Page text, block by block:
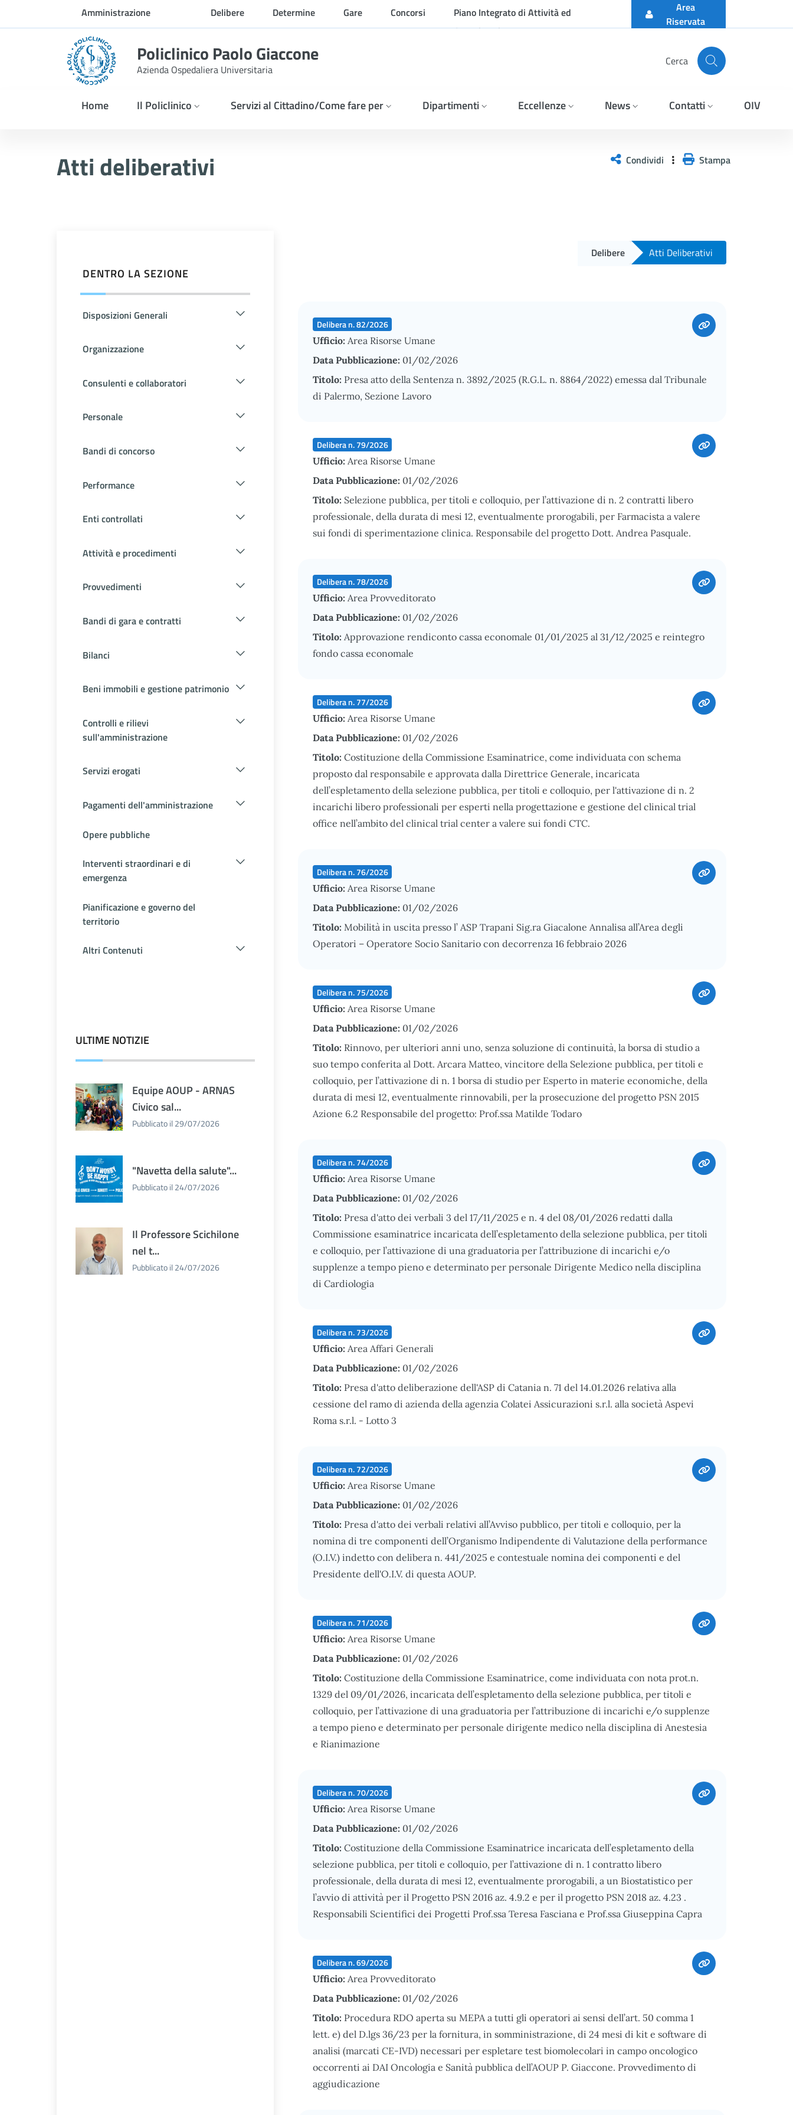
Skip to Main ContentAmministrazione
trasparente
Delibere Determine Gare Concorsi
Piano Integrato di Attività ed
Organizzazione
Area
Riservata
Policlinico Paolo Giaccone
Azienda Ospedaliera Universitaria
Cerca
Home Il Policlinico Servizi al Cittadino/Come fare per Dipartimenti Eccellenze News Contatti OIV
Atti deliberativi Condividi Stampa
DENTRO LA SEZIONE
Disposizioni Generali
Organizzazione
Consulenti e collaboratori
Personale
Bandi di concorso
Performance
Enti controllati
Attività e procedimenti
Provvedimenti
Bandi di gara e contratti
Bilanci
Beni immobili e gestione patrimonio
Controlli e rilievi
sull'amministrazione
Servizi erogati
Pagamenti dell'amministrazione
Opere pubbliche
Interventi straordinari e di
emergenza
Pianificazione e governo del
territorio
Altri Contenuti
ULTIME NOTIZIE
Equipe AOUP - ARNAS
Civico sal...
Pubblicato il 29/07/2026
"Navetta della salute"...
Pubblicato il 24/07/2026
Il Professore Scichilone
nel t...
Pubblicato il 24/07/2026
Delibere Atti Deliberativi
Delibera n. 82/2026
Ufficio: Area Risorse Umane
Data Pubblicazione: 01/02/2026
Titolo: Presa atto della Sentenza n. 3892/2025 (R.G.L. n. 8864/2022) emessa dal Tribunale
di Palermo, Sezione Lavoro
Delibera n. 79/2026
Ufficio: Area Risorse Umane
Data Pubblicazione: 01/02/2026
Titolo: Selezione pubblica, per titoli e colloquio, per l’attivazione di n. 2 contratti libero
professionale, della durata di mesi 12, eventualmente prorogabili, per Farmacista a valere
sui fondi di sperimentazione clinica. Responsabile del progetto Dott. Andrea Pasquale.
Delibera n. 78/2026
Ufficio: Area Provveditorato
Data Pubblicazione: 01/02/2026
Titolo: Approvazione rendiconto cassa economale 01/01/2025 al 31/12/2025 e reintegro
fondo cassa economale
Delibera n. 77/2026
Ufficio: Area Risorse Umane
Data Pubblicazione: 01/02/2026
Titolo: Costituzione della Commissione Esaminatrice, come individuata con schema
proposto dal responsabile e approvata dalla Direttrice Generale, incaricata
dell’espletamento della selezione pubblica, per titoli e colloquio, per l'attivazione di n. 2
incarichi libero professionali per esperti nella progettazione e gestione del clinical trial
office nell’ambito del clinical trial center a valere sui fondi CTC.
Delibera n. 76/2026
Ufficio: Area Risorse Umane
Data Pubblicazione: 01/02/2026
Titolo: Mobilità in uscita presso l’ ASP Trapani Sig.ra Giacalone Annalisa all’Area degli
Operatori – Operatore Socio Sanitario con decorrenza 16 febbraio 2026
Delibera n. 75/2026
Ufficio: Area Risorse Umane
Data Pubblicazione: 01/02/2026
Titolo: Rinnovo, per ulteriori anni uno, senza soluzione di continuità, la borsa di studio a
suo tempo conferita al Dott. Arcara Matteo, vincitore della Selezione pubblica, per titoli e
colloquio, per l’attivazione di n. 1 borsa di studio per Esperto in materie economiche, della
durata di mesi 12, eventualmente rinnovabili, per la prosecuzione del progetto PSN 2015
Azione 6.2 Responsabile del progetto: Prof.ssa Matilde Todaro
Delibera n. 74/2026
Ufficio: Area Risorse Umane
Data Pubblicazione: 01/02/2026
Titolo: Presa d'atto dei verbali 3 del 17/11/2025 e n. 4 del 08/01/2026 redatti dalla
Commissione esaminatrice incaricata dell’espletamento della selezione pubblica, per titoli
e colloquio, per l’attivazione di una graduatoria per l’attribuzione di incarichi e/o
supplenze a tempo pieno e determinato per personale Dirigente Medico nella disciplina
di Cardiologia
Delibera n. 73/2026
Ufficio: Area Affari Generali
Data Pubblicazione: 01/02/2026
Titolo: Presa d'atto deliberazione dell'ASP di Catania n. 71 del 14.01.2026 relativa alla
cessione del ramo di azienda della agenzia Colatei Assicurazioni s.r.l. alla società Aspevi
Roma s.r.l. - Lotto 3
Delibera n. 72/2026
Ufficio: Area Risorse Umane
Data Pubblicazione: 01/02/2026
Titolo: Presa d'atto dei verbali relativi all’Avviso pubblico, per titoli e colloquio, per la
nomina di tre componenti dell’Organismo Indipendente di Valutazione della performance
(O.I.V.) indetto con delibera n. 441/2025 e contestuale nomina dei componenti e del
Presidente dell'O.I.V. di questa AOUP.
Delibera n. 71/2026
Ufficio: Area Risorse Umane
Data Pubblicazione: 01/02/2026
Titolo: Costituzione della Commissione Esaminatrice, come individuata con nota prot.n.
1329 del 09/01/2026, incaricata dell’espletamento della selezione pubblica, per titoli e
colloquio, per l’attivazione di una graduatoria per l’attribuzione di incarichi e/o supplenze
a tempo pieno e determinato per personale dirigente medico nella disciplina di Anestesia
e Rianimazione
Delibera n. 70/2026
Ufficio: Area Risorse Umane
Data Pubblicazione: 01/02/2026
Titolo: Costituzione della Commissione Esaminatrice incaricata dell’espletamento della
selezione pubblica, per titoli e colloquio, per l’attivazione di n. 1 contratto libero
professionale, della durata di mesi 12, eventualmente prorogabili, a un Biostatistico per
l’avvio di attività per il Progetto PSN 2016 az. 4.9.2 e per il progetto PSN 2018 az. 4.23 .
Responsabili Scientifici dei Progetti Prof.ssa Teresa Fasciana e Prof.ssa Giuseppina Capra
Delibera n. 69/2026
Ufficio: Area Provveditorato
Data Pubblicazione: 01/02/2026
Titolo: Procedura RDO aperta su MEPA a tutti gli operatori ai sensi dell’art. 50 comma 1
lett. e) del D.lgs 36/23 per la fornitura, in somministrazione, di 24 mesi di kit e software di
analisi (marcati CE-IVD) necessari per espletare test biomolecolari in campo oncologico
occorrenti ai DAI Oncologia e Sanità pubblica dell’AOUP P. Giaccone. Provvedimento di
aggiudicazione